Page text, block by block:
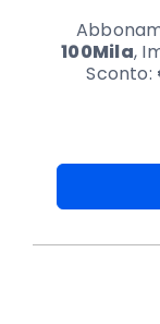
100Mila,
Sconto: